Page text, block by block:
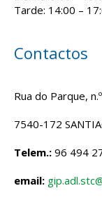
Tarde: 14:00 –
Contactos
Rua do Parque,
7540-172
Telem.: 96 494
email: